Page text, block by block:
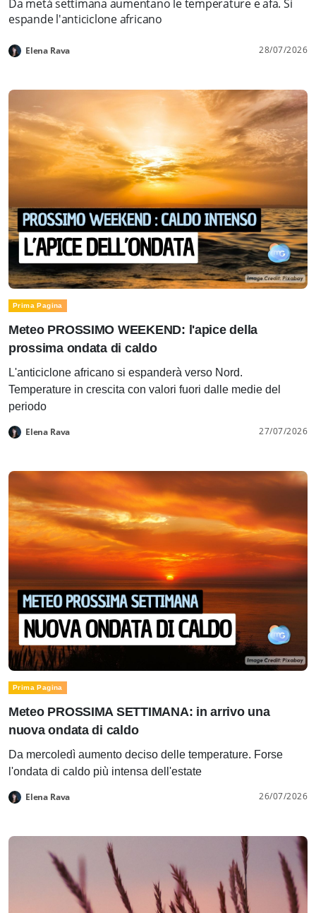
Da metà settimana aumentano le temperature e afa. Si
espande l'anticiclone africano
Elena Rava 28/07/2026
Prima Pagina
Meteo PROSSIMO WEEKEND: l'apice della
prossima ondata di caldo
L'anticiclone africano si espanderà verso Nord.
Temperature in crescita con valori fuori dalle medie del
periodo
Elena Rava 27/07/2026
Prima Pagina
Meteo PROSSIMA SETTIMANA: in arrivo una
nuova ondata di caldo
Da mercoledì aumento deciso delle temperature. Forse
l'ondata di caldo più intensa dell'estate
Elena Rava 26/07/2026